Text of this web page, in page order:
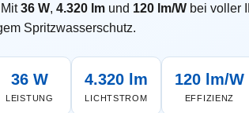
36 W, 4.320 lm und 120 lm/W bei voller
Spritzwasserschutz.
36 W
LEISTUNG
4.320 lm
LICHTSTROM
120 lm/W
EFFIZIENZ